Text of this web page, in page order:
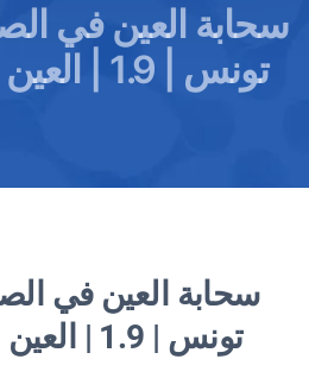
سحابة العين في
تونس | 1.9 | العين | بوابة تونس
سحابة العين في
تونس | 1.9 | العين | بوابة تونس